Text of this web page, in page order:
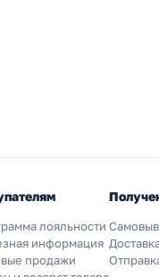
лояльности
информация
продажи